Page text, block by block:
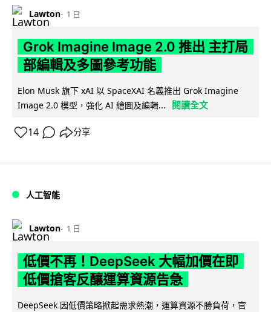
Lawton 1 日
Grok Imagine Image 2.0 推出 主打局
部編輯及多圖參考功能
Elon Musk 旗下 xAI 以 SpaceXAI 名義推出 Grok Imagine
Image 2.0 模型，強化 AI 繪圖及編輯...
閱讀全文
14 分享
人工智能
Lawton 1 日
低價不再！DeepSeek 大幅加價在即
低價搶客反釀運算資源告急
DeepSeek 因低價策略掀起需求熱潮，運算資源不勝負荷，官